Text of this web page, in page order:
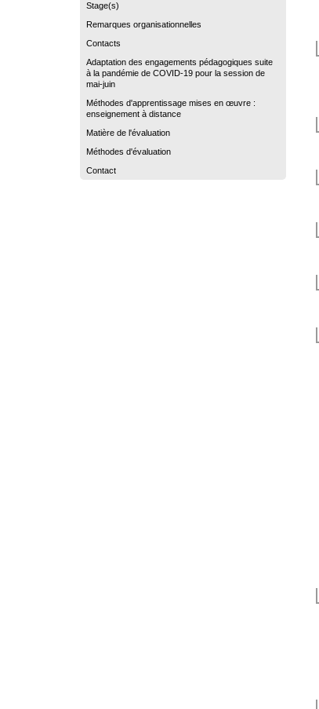
Stage(s)
Remarques organisationnelles
Contacts
Adaptation des engagements pédagogiques suite
à la pandémie de COVID-19 pour la session de
mai-juin
Méthodes d'apprentissage mises en œuvre :
enseignement à distance
Matière de l'évaluation
Méthodes d'évaluation
Contact